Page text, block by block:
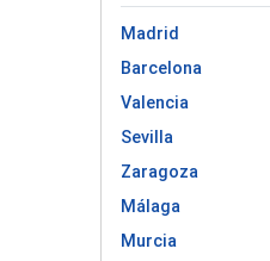
Madrid
Barcelona
Valencia
Sevilla
Zaragoza
Málaga
Murcia